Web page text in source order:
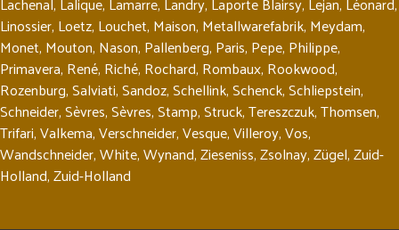
Linossier, Loetz, Louchet, Maison, Metallwarefabrik, Meydam,
Monet, Mouton, Nason, Pallenberg, Paris, Pepe, Philippe,
Primavera, René, Riché, Rochard, Rombaux, Rookwood,
Rozenburg,Salviati,Sandoz,Schellink,Schenck,Schliepstein,
Schneider,Sèvres,Sèvres,Stamp,Struck,Tereszczuk,Thomsen,
Trifari,Valkema,Verschneider,Vesque,Villeroy,Vos,
Wandschneider,White,Wynand,Zieseniss,Zsolnay,Zügel,Zuid-
Holland,Zuid-Holland